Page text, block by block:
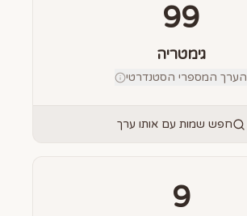
99
גימטריה
הערך המספרי הסטנדרטי
חפש שמות עם אותו ערך
9